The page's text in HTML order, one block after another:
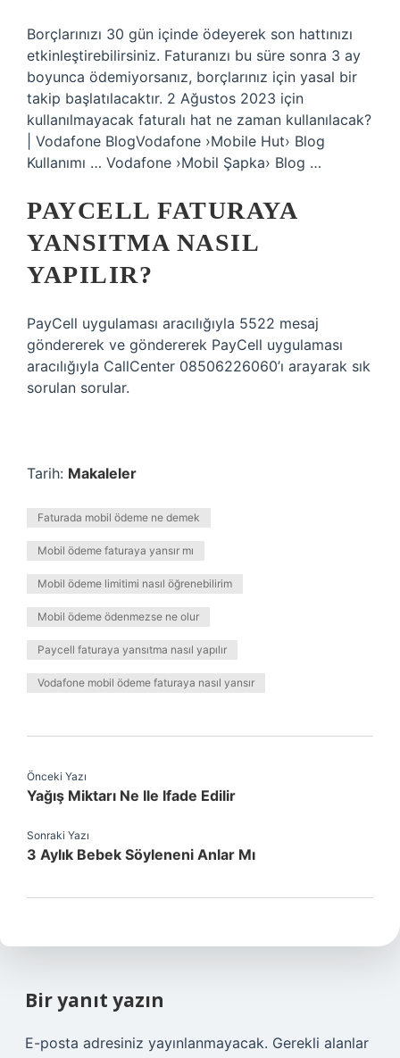
Borçlarınızı 30 gün içinde ödeyerek son hattınızı
etkinleştirebilirsiniz. Faturanızı bu süre sonra 3 ay
boyunca ödemiyorsanız, borçlarınız için yasal bir
takip başlatılacaktır. 2 Ağustos 2023 için
kullanılmayacak faturalı hat ne zaman kullanılacak?
| Vodafone BlogVodafone ›Mobile Hut› Blog
Kullanımı … Vodafone ›Mobil Şapka› Blog …
PAYCELL FATURAYA
YANSITMA NASIL
YAPILIR?
PayCell uygulaması aracılığıyla 5522 mesaj
göndererek ve göndererek PayCell uygulaması
aracılığıyla CallCenter 08506226060’ı arayarak sık
sorulan sorular.
Tarih: Makaleler
Faturada mobil ödeme ne demek
Mobil ödeme faturaya yansır mı
Mobil ödeme limitimi nasıl öğrenebilirim
Mobil ödeme ödenmezse ne olur
Paycell faturaya yansıtma nasıl yapılır
Vodafone mobil ödeme faturaya nasıl yansır
Önceki Yazı
Yağış Miktarı Ne Ile Ifade Edilir
Sonraki Yazı
3 Aylık Bebek Söyleneni Anlar Mı
Bir yanıt yazın
E-posta adresiniz yayınlanmayacak. Gerekli alanlar